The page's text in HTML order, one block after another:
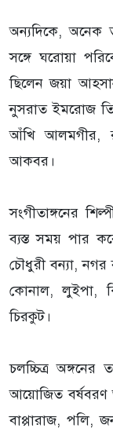
অন্যদিকে, অনেক
সঙ্গে ঘরোয়া
ছিলেন জয়া
নুসরাত ইমরোজ
আঁখি আলমগীর,
আকবর।
সংগীতাঙ্গনের
ব্যস্ত সময় পার
চৌধুরী বন্যা,
কোনাল, লুইপা,
চিরকুট।
চলচ্চিত্র অঙ্গনের
আয়োজিত বর্ষবরণ
বাপ্পারাজ, পলি,